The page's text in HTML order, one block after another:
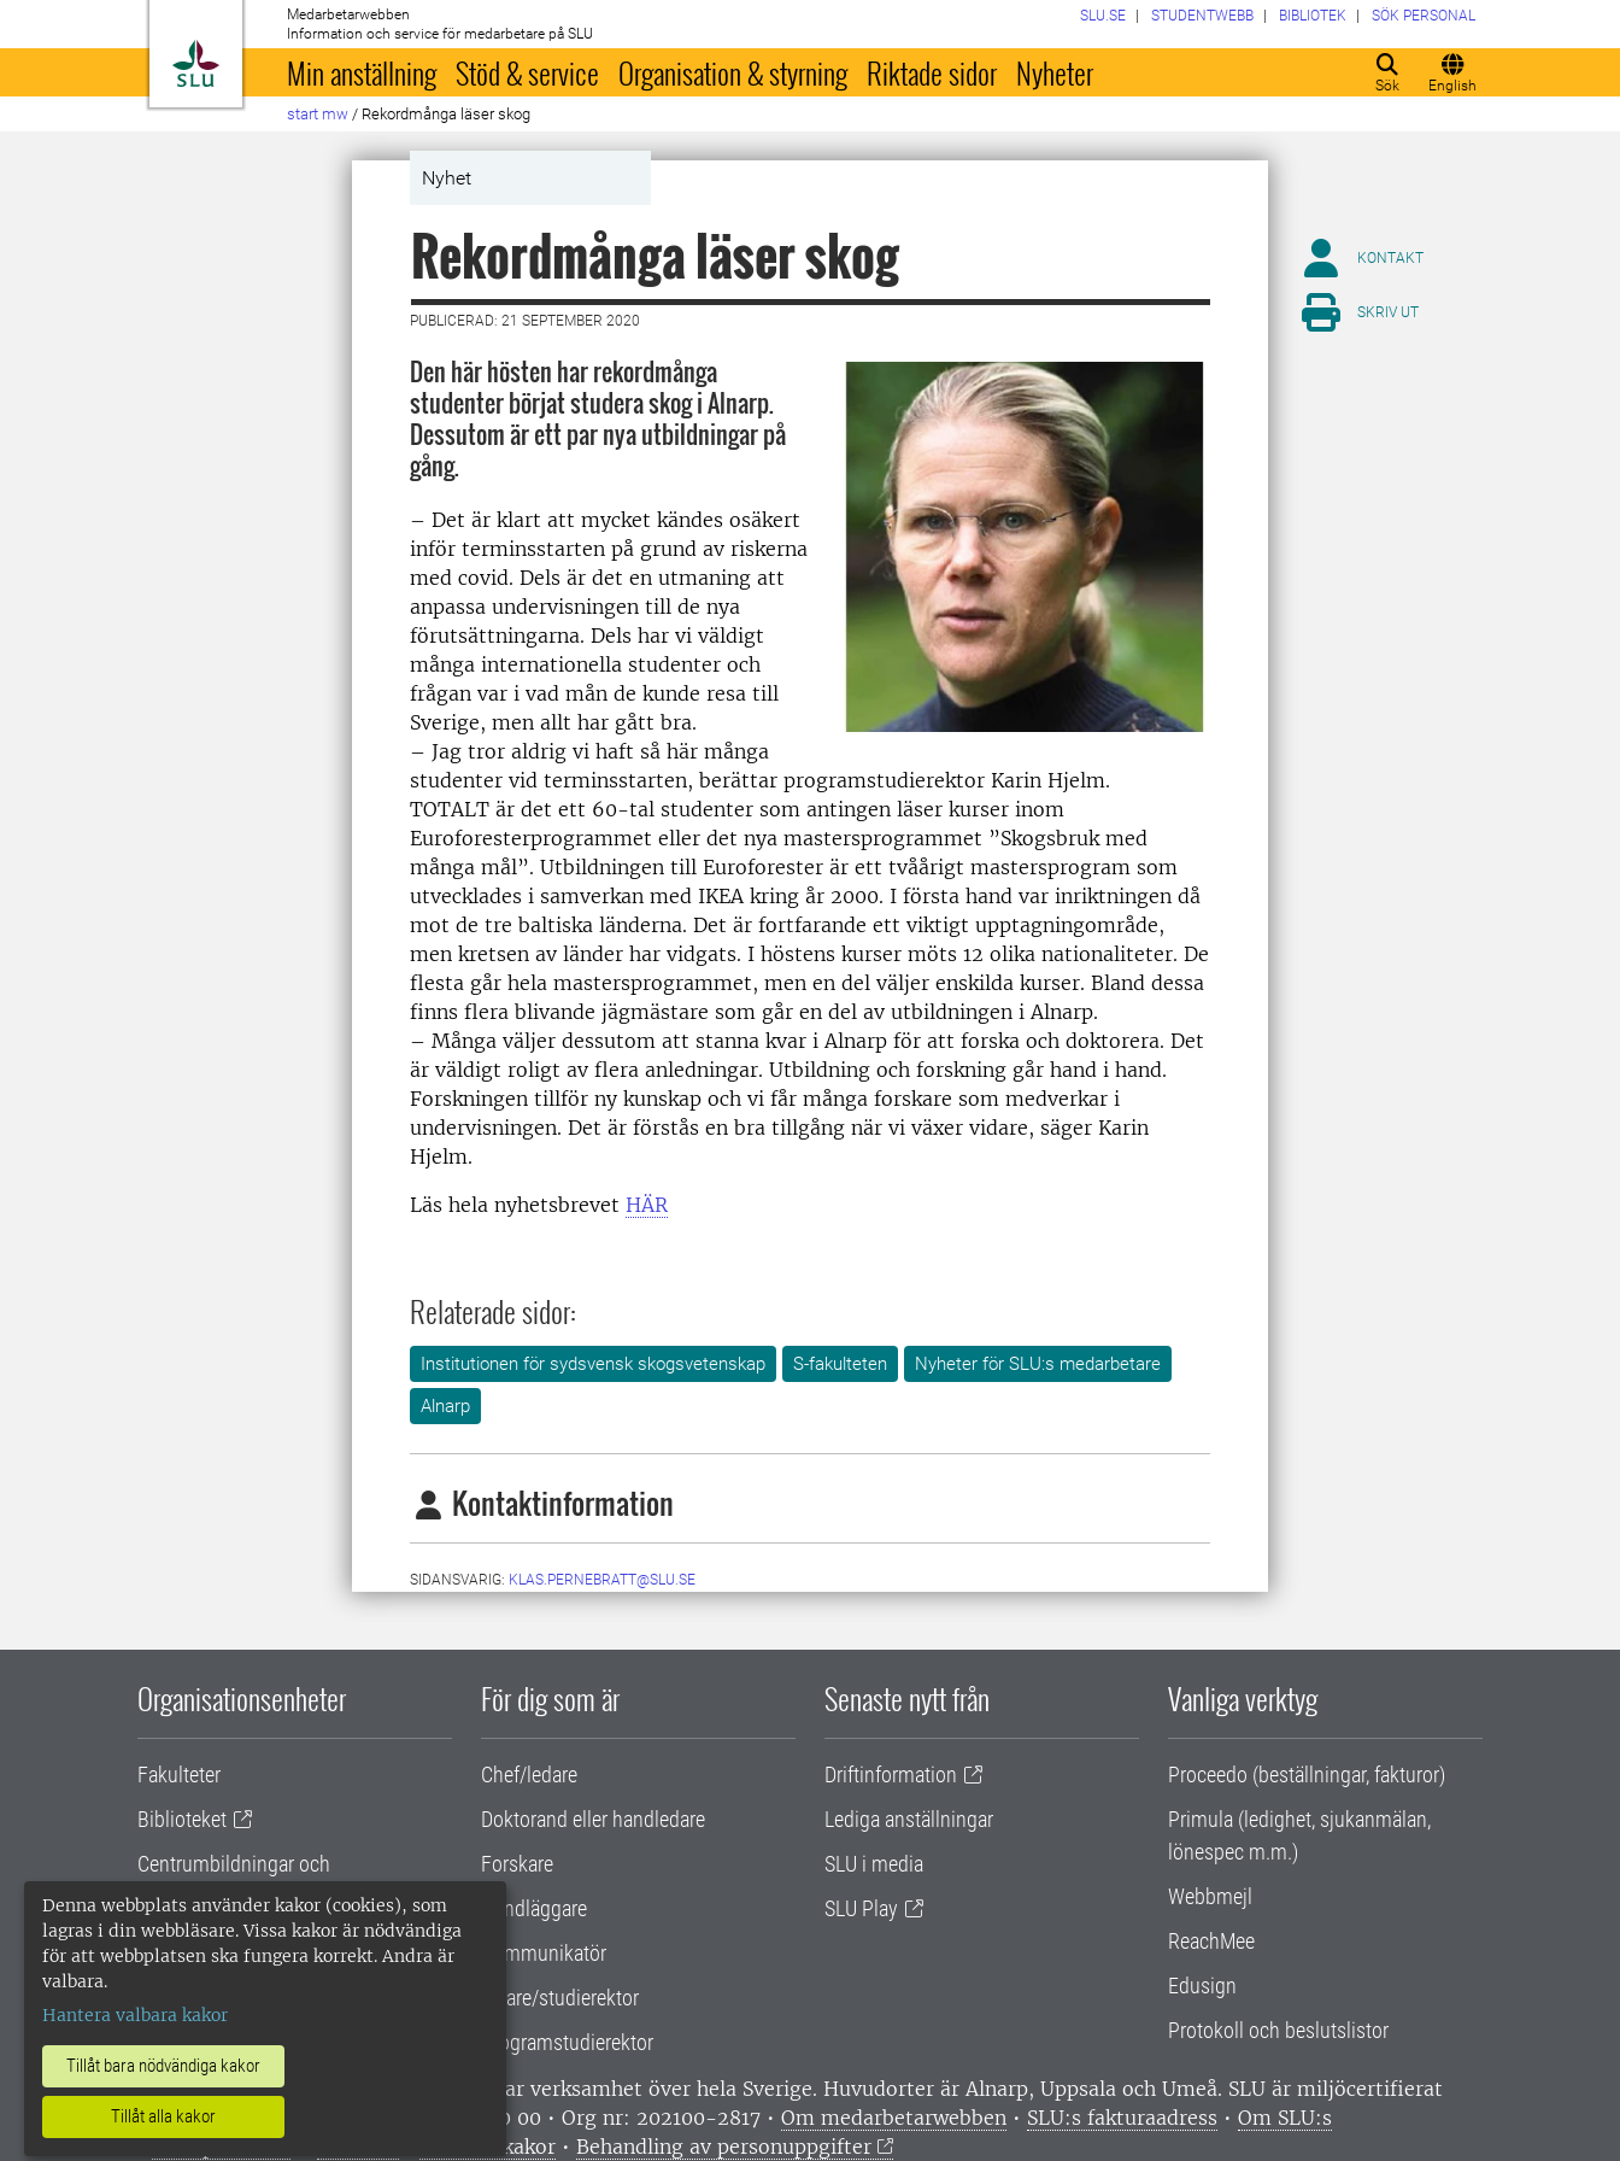
Denna webbplats använder kakor (cookies), som
lagras i din webbläsare. Vissa kakor är nödvändiga
för att webbplatsen ska fungera korrekt. Andra är
valbara.
Hantera valbara kakor
Tillåt bara nödvändiga kakor
Tillåt alla kakor
Till startsida
Medarbetarwebben
Information och service för medarbetare på SLU
Sök English
SLU.SE STUDENTWEBB BIBLIOTEK SÖK PERSONAL
Min anställning Stöd & service Organisation & styrning Riktade sidor Nyheter
start mw / Rekordmånga läser skog
Nyhet
Rekordmånga läser skog
PUBLICERAD: 21 SEPTEMBER 2020
Den här hösten har rekordmånga
studenter börjat studera skog i Alnarp.
Dessutom är ett par nya utbildningar på
gång.
– Det är klart att mycket kändes osäkert
inför terminsstarten på grund av riskerna
med covid. Dels är det en utmaning att
anpassa undervisningen till de nya
förutsättningarna. Dels har vi väldigt
många internationella studenter och
frågan var i vad mån de kunde resa till
Sverige, men allt har gått bra.
– Jag tror aldrig vi haft så här många
studenter vid terminsstarten, berättar programstudierektor Karin Hjelm.
TOTALT är det ett 60-tal studenter som antingen läser kurser inom
Euroforesterprogrammet eller det nya mastersprogrammet ”Skogsbruk med
många mål”. Utbildningen till Euroforester är ett tvåårigt mastersprogram som
utvecklades i samverkan med IKEA kring år 2000. I första hand var inriktningen då
mot de tre baltiska länderna. Det är fortfarande ett viktigt upptagningområde,
men kretsen av länder har vidgats. I höstens kurser möts 12 olika nationaliteter. De
flesta går hela mastersprogrammet, men en del väljer enskilda kurser. Bland dessa
finns flera blivande jägmästare som går en del av utbildningen i Alnarp.
– Många väljer dessutom att stanna kvar i Alnarp för att forska och doktorera. Det
är väldigt roligt av flera anledningar. Utbildning och forskning går hand i hand.
Forskningen tillför ny kunskap och vi får många forskare som medverkar i
undervisningen. Det är förstås en bra tillgång när vi växer vidare, säger Karin
Hjelm.
Läs hela nyhetsbrevet HÄR
Relaterade sidor:
Institutionen för sydsvensk skogsvetenskap S-fakulteten
Nyheter för SLU:s medarbetare
Alnarp
Kontaktinformation
SIDANSVARIG: KLAS.PERNEBRATT@SLU.SE
KONTAKT
SKRIV UT
Organisationsenheter
Fakulteter
Biblioteket
Centrumbildningar och
samarbetsprojekt
Gemensamma verksamhetsstödet
För dig som är
Chef/ledare
Doktorand eller handledare
Forskare
Handläggare
Kommunikatör
Lärare/studierektor
Programstudierektor
Senaste nytt från
Driftinformation
Lediga anställningar
SLU i media
SLU Play
Vanliga verktyg
Proceedo (beställningar, fakturor)
Primula (ledighet, sjukanmälan,
lönespec m.m.)
Webbmejl
ReachMee
Edusign
Protokoll och beslutslistor
SLU, Sveriges lantbruksuniversitet, har verksamhet över hela Sverige. Huvudorter är Alnarp, Uppsala och Umeå. SLU är miljöcertifierat
enligt ISO 14001. •
Telefon: 018-67 10 00 • Org nr: 202100-2817 • Om medarbetarwebben • SLU:s fakturaadress • Om SLU:s
webbplatser
Hantera kakor •Behandling av personuppgifter